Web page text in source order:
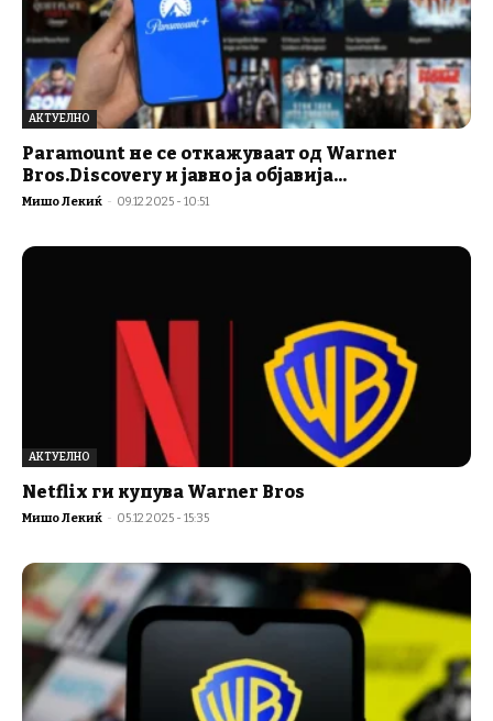
АКТУЕЛНО
Paramount не се откажуваат од Warner
Bros.Discovery и јавно ја објавија...
Мишо Лекиќ - 09.12.2025 - 10:51
АКТУЕЛНО
Netflix ги купува Warner Bros
Мишо Лекиќ - 05.12.2025 - 15:35